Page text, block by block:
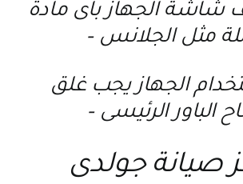
شاشة الجهاز باى مادة
مثل الجلانس –
الجهاز يجب غلق
الباور الرئيسى –
صيانة جولدى